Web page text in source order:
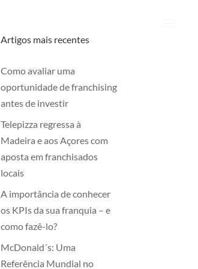
Artigos mais recentes
Como avaliar uma
oportunidade de franchising
antes de investir
Telepizza regressa à
Madeira e aos Açores com
aposta em franchisados
locais
A importância de conhecer
os KPIs da sua franquia – e
como fazê-lo?
McDonald´s: Uma
Referência Mundial no